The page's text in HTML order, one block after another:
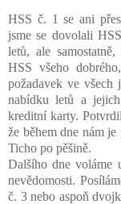
HSS č. 1 se ani
jsme se dovolali
letů, ale
HSS všeho
požadavek ve všech
nabídku letů a
kreditní karty.
že během dne nám
Ticho po pěšině.
Dalšího dne voláme
nevědomosti.
č. 3 nebo aspoň